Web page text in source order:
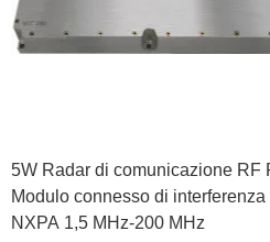
5W Radar di comunicazione RF
Modulo connesso di interferenza
NXPA 1,5 MHz-200 MHz